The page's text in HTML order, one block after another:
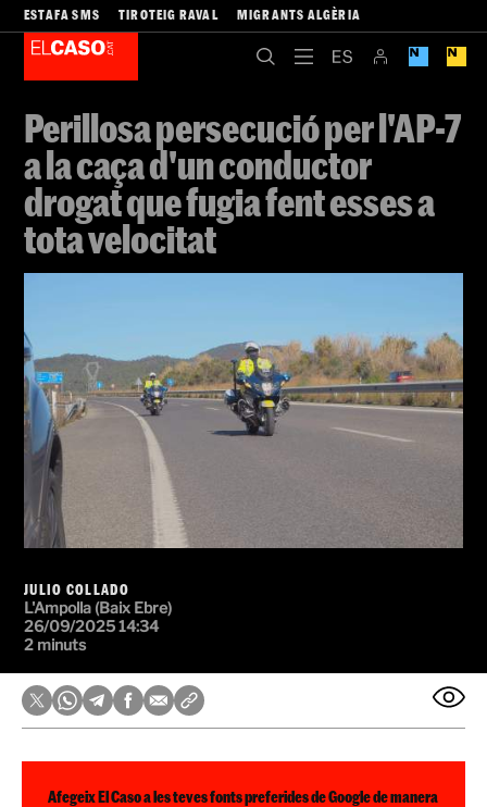
ESTAFA SMS TIROTEIG RAVAL MIGRANTS ALGÈRIA
Perillosa persecució per l'AP-7
a la caça d'un conductor
drogat que fugia fent esses a
tota velocitat
JULIO COLLADO
L'Ampolla (Baix Ebre)
26/09/2025 14:34
2 minuts
Afegeix El Caso a les teves fonts preferides de Google de manera